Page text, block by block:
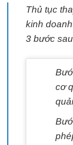
Thủ tục
kinh
3 bước
cơ